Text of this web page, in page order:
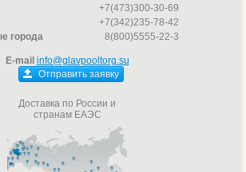
+7(473)300-30-69
+7(342)235-78-42
города
8(800)5555-22-3
E-mail info@glavpooltorg.su
Отправить заявку
Доставка по России и
странам ЕАЭС